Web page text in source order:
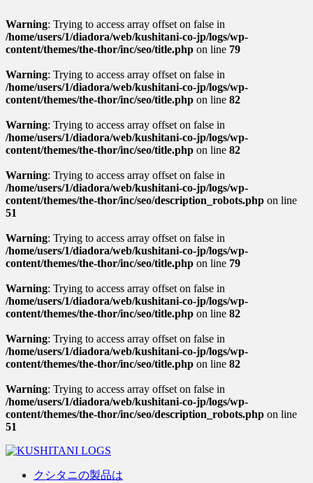
Warning: Trying to access array offset on false in
/home/users/1/diadora/web/kushitani-co-jp/logs/wp-
content/themes/the-thor/inc/seo/title.php on line 79
Warning: Trying to access array offset on false in
/home/users/1/diadora/web/kushitani-co-jp/logs/wp-
content/themes/the-thor/inc/seo/title.php on line 82
Warning: Trying to access array offset on false in
/home/users/1/diadora/web/kushitani-co-jp/logs/wp-
content/themes/the-thor/inc/seo/title.php on line 82
Warning: Trying to access array offset on false in
/home/users/1/diadora/web/kushitani-co-jp/logs/wp-
content/themes/the-thor/inc/seo/description_robots.php on line
51
Warning: Trying to access array offset on false in
/home/users/1/diadora/web/kushitani-co-jp/logs/wp-
content/themes/the-thor/inc/seo/title.php on line 79
Warning: Trying to access array offset on false in
/home/users/1/diadora/web/kushitani-co-jp/logs/wp-
content/themes/the-thor/inc/seo/title.php on line 82
Warning: Trying to access array offset on false in
/home/users/1/diadora/web/kushitani-co-jp/logs/wp-
content/themes/the-thor/inc/seo/title.php on line 82
Warning: Trying to access array offset on false in
/home/users/1/diadora/web/kushitani-co-jp/logs/wp-
content/themes/the-thor/inc/seo/description_robots.php on line
51
クシタニの製品は